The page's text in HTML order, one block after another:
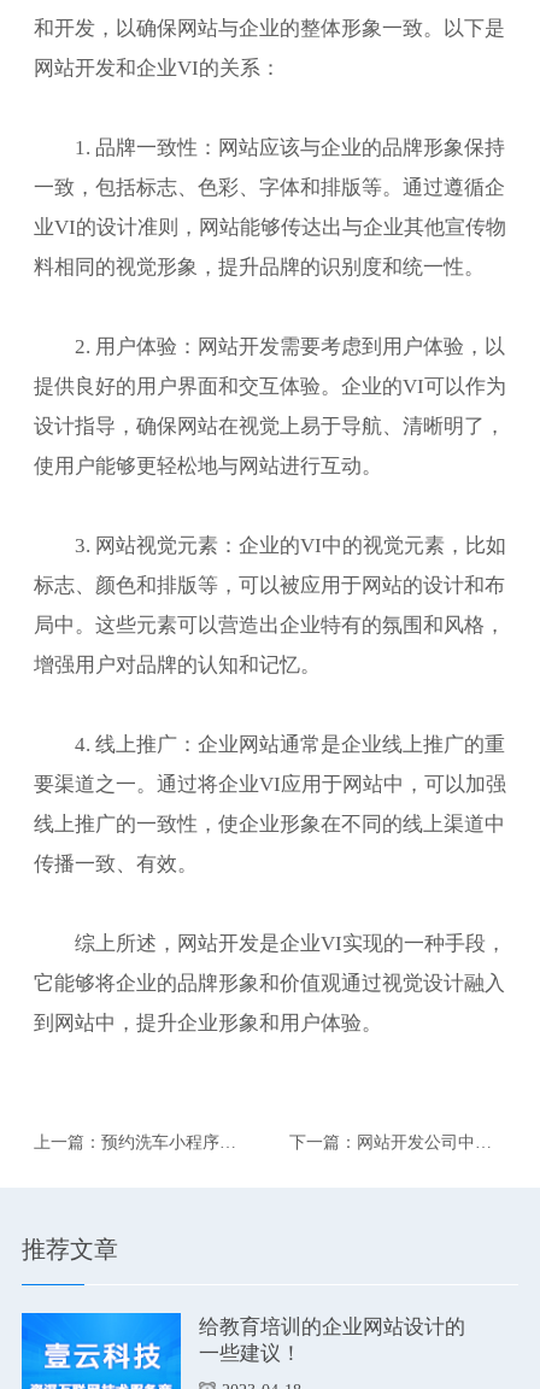
和开发，以确保网站与企业的整体形象一致。以下是
网站开发和企业VI的关系：
1. 品牌一致性：网站应该与企业的品牌形象保持
一致，包括标志、色彩、字体和排版等。通过遵循企
业VI的设计准则，网站能够传达出与企业其他宣传物
料相同的视觉形象，提升品牌的识别度和统一性。
2. 用户体验：网站开发需要考虑到用户体验，以
提供良好的用户界面和交互体验。企业的VI可以作为
设计指导，确保网站在视觉上易于导航、清晰明了，
使用户能够更轻松地与网站进行互动。
3. 网站视觉元素：企业的VI中的视觉元素，比如
标志、颜色和排版等，可以被应用于网站的设计和布
局中。这些元素可以营造出企业特有的氛围和风格，
增强用户对品牌的认知和记忆。
4. 线上推广：企业网站通常是企业线上推广的重
要渠道之一。通过将企业VI应用于网站中，可以加强
线上推广的一致性，使企业形象在不同的线上渠道中
传播一致、有效。
综上所述，网站开发是企业VI实现的一种手段，
它能够将企业的品牌形象和价值观通过视觉设计融入
到网站中，提升企业形象和用户体验。
上一篇：预约洗车小程序有
下一篇：网站开发公司中有
推荐文章
给教育培训的企业网站设计的
一些建议！